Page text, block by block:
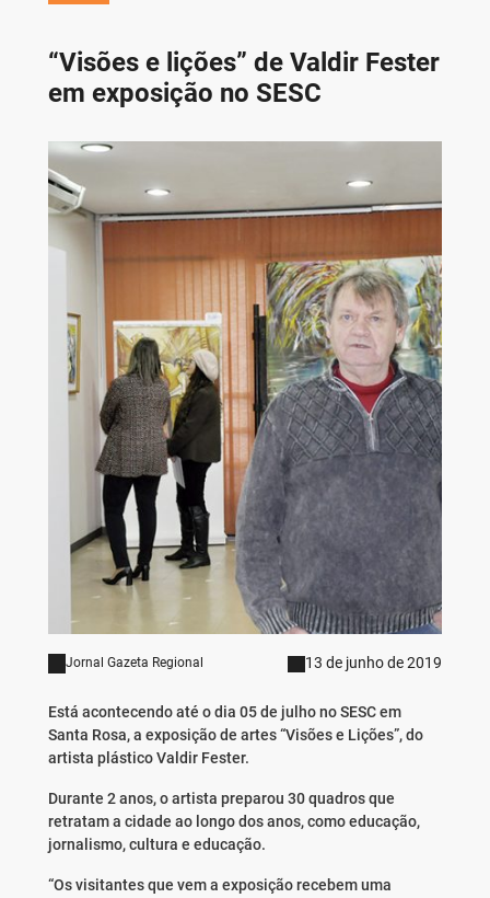
“Visões e lições” de Valdir Fester
em exposição no SESC
Jornal Gazeta Regional 13 de junho de 2019
Está acontecendo até o dia 05 de julho no SESC em
Santa Rosa, a exposição de artes “Visões e Lições”, do
artista plástico Valdir Fester.
Durante 2 anos, o artista preparou 30 quadros que
retratam a cidade ao longo dos anos, como educação,
jornalismo, cultura e educação.
“Os visitantes que vem a exposição recebem uma